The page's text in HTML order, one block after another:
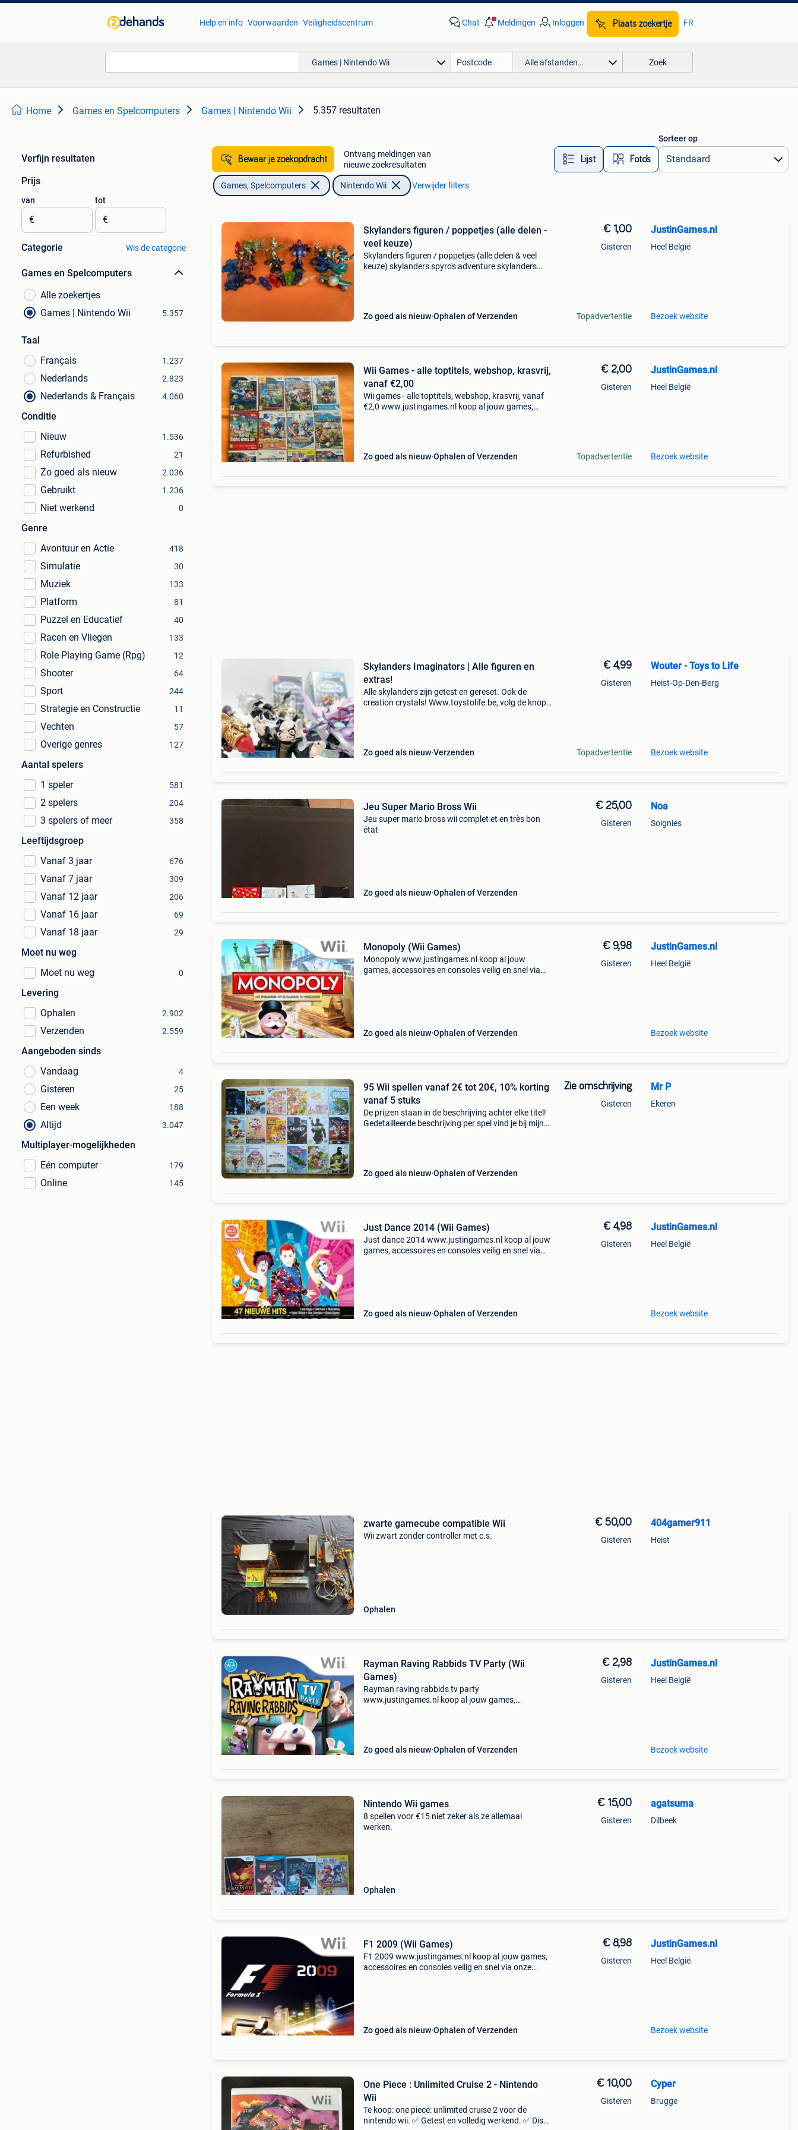
Help en info Voorwaarden Veiligheidscentrum Chat Meldingen Inloggen Plaats zoekertje FR
Games | Nintendo Wii Alle afstanden… Zoek
Home Games en Spelcomputers Games | Nintendo Wii 5.357 resultaten
Verfijn resultaten
Prijs
van
€
tot
€
Categorie Wis de categorie
Games en Spelcomputers
Alle zoekertjes
Games | Nintendo Wii
5.357
Taal
Français
1.237
Nederlands 2.823
Nederlands & Français 4.060
Conditie
Nieuw
1.536
Refurbished 21
Zo goed als nieuw 2.036
Gebruikt 1.236
Niet werkend 0
Genre
Avontuur en Actie
418
Simulatie 30
Muziek 133
Platform 81
Puzzel en Educatief 40
Racen en Vliegen 133
Role Playing Game (Rpg) 12
Shooter 64
Sport 244
Strategie en Constructie 11
Vechten 57
Overige genres 127
Aantal spelers
1 speler
581
2 spelers 204
3 spelers of meer 358
Leeftijdsgroep
Vanaf 3 jaar
676
Vanaf 7 jaar 309
Vanaf 12 jaar 206
Vanaf 16 jaar 69
Vanaf 18 jaar 29
Moet nu weg
Moet nu weg
0
Levering
Ophalen
2.902
Verzenden 2.559
Aangeboden sinds
Vandaag
4
Gisteren 25
Een week 188
Altijd 3.047
Multiplayer-mogelijkheden
Eén computer
179
Online 145
Bewaar je zoekopdracht
Ontvang meldingen van
nieuwe zoekresultaten
Lijst Foto’s
Sorteer op
Games, Spelcomputers Nintendo Wii Verwijder filters
Skylanders figuren / poppetjes (alle delen -
veel keuze)
Skylanders figuren / poppetjes (alle delen & veel
keuze) skylanders spyro's adventure skylanders
Zo goed als nieuw Ophalen of Verzenden
€ 1,00
Gisteren
Topadvertentie
JustinGames.nl
Heel België
Bezoek website
Wii Games - alle toptitels, webshop, krasvrij,
vanaf €2,00
Wii games - alle toptitels, webshop, krasvrij, vanaf
€2,0 www.justingames.nl koop al jouw games,
Zo goed als nieuw Ophalen of Verzenden
€ 2,00
Gisteren
Topadvertentie
JustinGames.nl
Heel België
Bezoek website
Skylanders Imaginators | Alle figuren en
extras!
Alle skylanders zijn getest en gereset. Ook de
creation crystals! Www.toystolife.be, volg de knop
Zo goed als nieuw Verzenden
€ 4,99
Gisteren
Topadvertentie
Wouter - Toys to Life
Heist-Op-Den-Berg
Bezoek website
Jeu Super Mario Bross Wii
Jeu super mario bross wii complet et en très bon
état
Zo goed als nieuw Ophalen of Verzenden
€ 25,00
Gisteren
Noa
Soignies
Monopoly (Wii Games)
Monopoly www.justingames.nl koop al jouw
games, accessoires en consoles veilig en snel via
Zo goed als nieuw Ophalen of Verzenden
€ 9,98
Gisteren
JustinGames.nl
Heel België
Bezoek website
95 Wii spellen vanaf 2€ tot 20€, 10% korting
vanaf 5 stuks
De prijzen staan in de beschrijving achter elke titel!
Gedetailleerde beschrijving per spel vind je bij mijn
Zo goed als nieuw Ophalen of Verzenden
Zie omschrijving
Gisteren
Mr P
Ekeren
Just Dance 2014 (Wii Games)
Just dance 2014 www.justingames.nl koop al jouw
games, accessoires en consoles veilig en snel via
Zo goed als nieuw Ophalen of Verzenden
€ 4,98
Gisteren
JustinGames.nl
Heel België
Bezoek website
zwarte gamecube compatible Wii
Wii zwart zonder controller met c.s.
Ophalen
€ 50,00
Gisteren
404gamer911
Heist
Rayman Raving Rabbids TV Party (Wii
Games)
Rayman raving rabbids tv party
www.justingames.nl koop al jouw games,
Zo goed als nieuw Ophalen of Verzenden
€ 2,98
Gisteren
JustinGames.nl
Heel België
Bezoek website
Nintendo Wii games
8 spellen voor €15 niet zeker als ze allemaal
werken.
Ophalen
€ 15,00
Gisteren
agatsuma
Dilbeek
F1 2009 (Wii Games)
F1 2009 www.justingames.nl koop al jouw games,
accessoires en consoles veilig en snel via onze
Zo goed als nieuw Ophalen of Verzenden
€ 8,98
Gisteren
JustinGames.nl
Heel België
Bezoek website
One Piece : Unlimited Cruise 2 - Nintendo
Wii
Te koop: one piece: unlimited cruise 2 voor de
nintendo wii. ✅ Getest en volledig werkend. ✅ Disc
€ 10,00
Gisteren
Cyper
Brugge